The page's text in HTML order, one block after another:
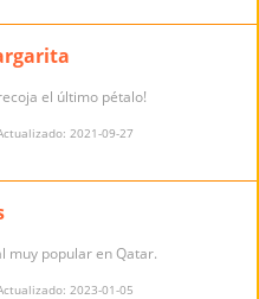
el último pétalo!
2021-09-27
muy popular en Qatar.
2023-01-05